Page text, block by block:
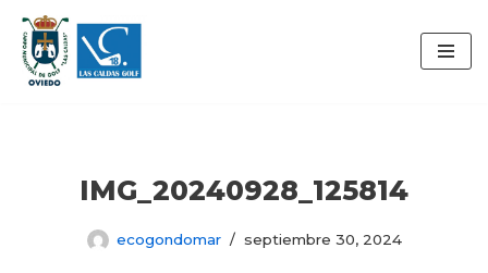
Saltar
al
IMG_20240928_125814
ecogondomar septiembre 30, 2024